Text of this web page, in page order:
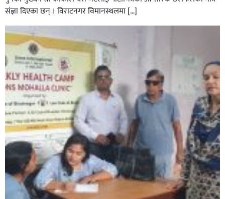
संज्ञा दिएका छन् । विराटनगर विमानस्थलमा […]